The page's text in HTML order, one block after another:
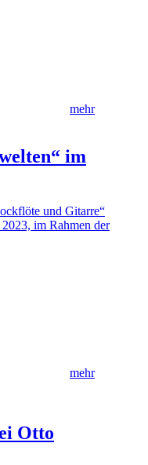
mehr
im
und Gitarre“
im Rahmen der
mehr
Otto